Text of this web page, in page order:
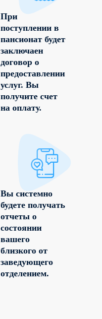
При
поступлении в
пансионат будет
заключаен
договор о
предоставлении
услуг. Вы
получите счет
на оплату.
Вы системно
будете получать
отчеты о
состоянии
вашего
близкого от
заведующего
отделением.